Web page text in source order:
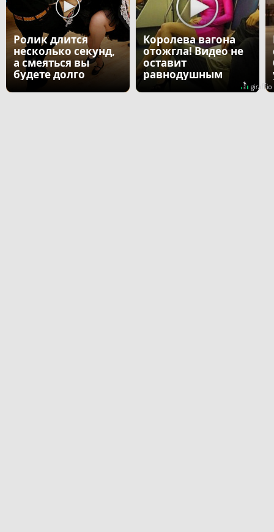
Ролик длится
несколько секунд,
а смеяться вы
будете долго
Королева вагона
отожгла! Видео не
оставит
равнодушным